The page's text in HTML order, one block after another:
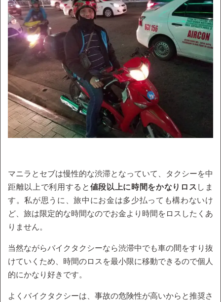
マニラとセブは慢性的な渋滞となっていて、タクシーを中
距離以上で利用すると 値段以上に時間をかなりロス しま
す。私が思うに、旅中にお金は多少払っても構わないけ
ど、旅は限定的な時間なのでお金より時間をロスしたくあ
りません。
当然ながらバイクタクシーなら渋滞中でも車の間をすり抜
けていくため、時間のロスを最小限に移動できるので個人
的にかなり好きです。
よくバイクタクシーは、事故の危険性が高いからと推奨さ